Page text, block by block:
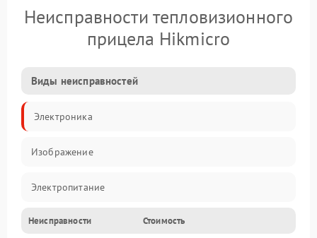
Неисправности тепловизионного
прицела Hikmicro
Виды неисправностей
Электроника
Изображение
Электропитание
Измерения
Неисправности Стоимость